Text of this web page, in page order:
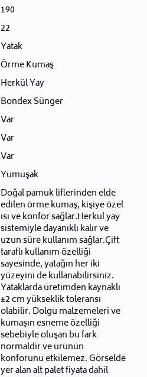
190
22
Yatak
Örme Kumaş
Herkül Yay
Bondex Sünger
Var
Var
Var
Yumuşak
Doğal pamuk liflerinden elde
edilen örme kumaş, kişiye özel
ısı ve konfor sağlar.Herkül yay
sistemiyle dayanıklı kalır ve
uzun süre kullanım sağlar.Çift
taraflı kullanım özelliği
sayesinde, yatağın her iki
yüzeyini de kullanabilirsiniz.
Yataklarda üretimden kaynaklı
±2 cm yükseklik toleransı
olabilir. Dolgu malzemeleri ve
kumaşın esneme özelliği
sebebiyle oluşan bu fark
normaldir ve ürünün
konforunu etkilemez. Görselde
yer alan alt palet fiyata dahil